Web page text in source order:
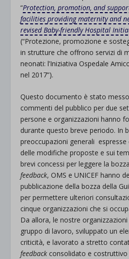
“Protection, promotion, and
facilities providing maternity and
revised Baby-friendly Hospital
(“Protezione, promozione e
in strutture che offrono servizi di
neonati: l’Iniziativa Ospedale
nel 2017”).
Questo documento è stato
commenti del pubblico per due
persone e organizzazioni hanno
durante questo breve periodo. In
preoccupazioni generali espresse
delle modifiche proposte e sui
brevi concessi per leggere la
feedback, OMS e UNICEF hanno
pubblicazione della bozza della
per permettere ulteriori
cinque organizzazioni che si
Da allora, le nostre
gruppo di lavoro, sviluppato un
criticità, e lavorato a stretto
feedback consolidato e costruttivo